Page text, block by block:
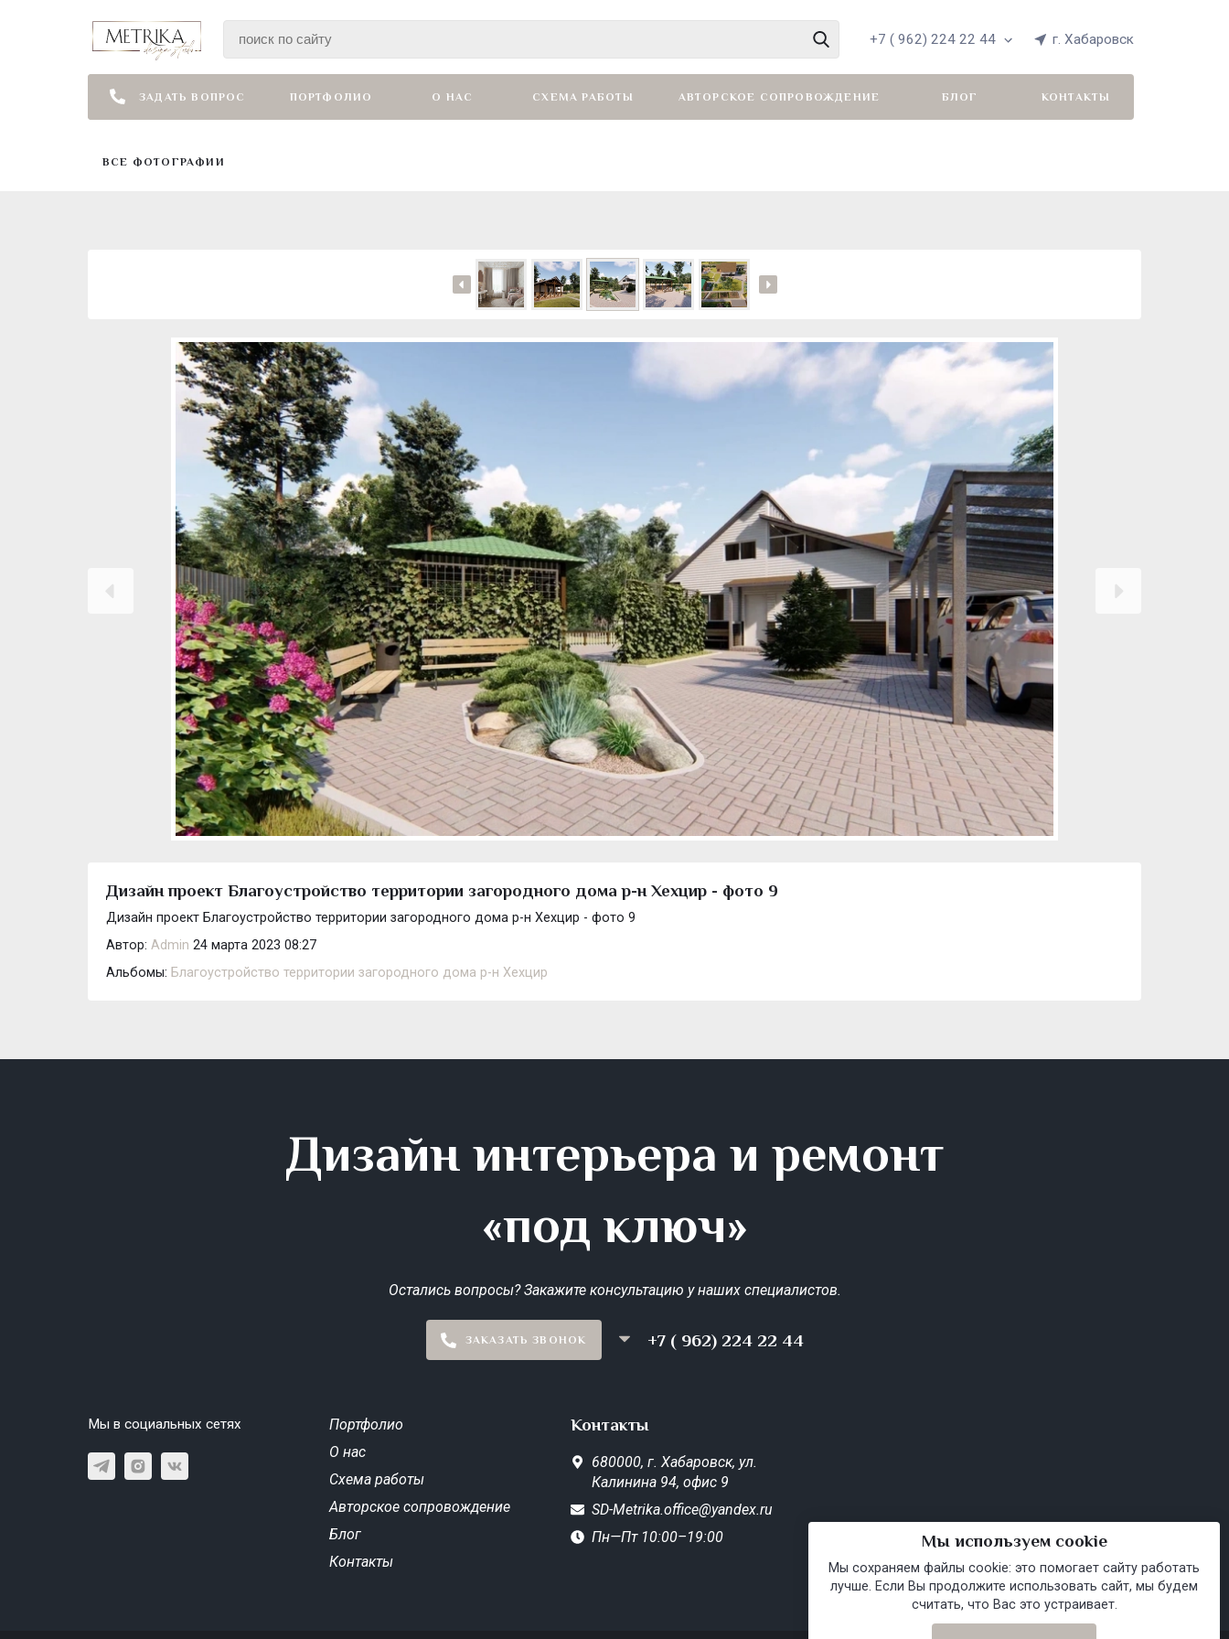
+7 ( 962) 224 22 44 г. Хабаровск
ЗАДАТЬ ВОПРОС ПОРТФОЛИО О НАС СХЕМА РАБОТЫ АВТОРСКОЕ СОПРОВОЖДЕНИЕ БЛОГ КОНТАКТЫ
ВСЕ ФОТОГРАФИИ
Дизайн проект Благоустройство территории загородного дома р-н Хехцир - фото 9
Дизайн проект Благоустройство территории загородного дома р-н Хехцир - фото 9
Автор: Admin 24 марта 2023 08:27
Альбомы: Благоустройство территории загородного дома р-н Хехцир
Дизайн интерьера и ремонт
«под ключ»
Остались вопросы? Закажите консультацию у наших специалистов.
ЗАКАЗАТЬ ЗВОНОК +7 ( 962) 224 22 44
Мы в социальных сетях
Портфолио
О нас
Схема работы
Авторское сопровождение
Блог
Контакты
Контакты
680000, г. Хабаровск, ул.
Калинина 94, офис 9
SD-Metrika.office@yandex.ru
Пн—Пт 10:00–19:00
Мы используем cookie
Мы сохраняем файлы cookie: это помогает сайту работать
лучше. Если Вы продолжите использовать сайт, мы будем
считать, что Вас это устраивает.